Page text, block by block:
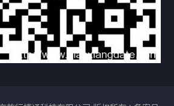
里巴巴国际站多项年度荣誉，持续引
新闻中心 信创服务器国产服务器